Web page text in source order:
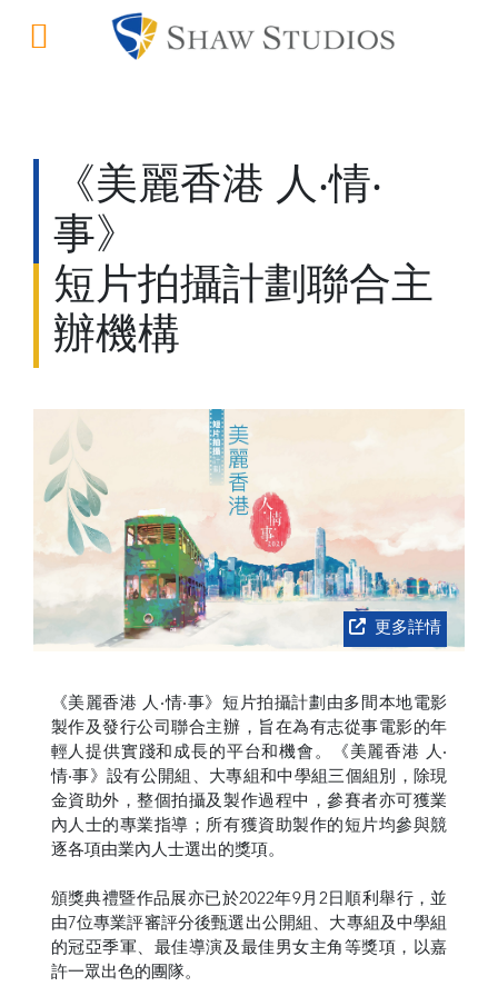
《美麗香港 人‧情‧
事》
短片拍攝計劃聯合主
辦機構
更多詳情
《美麗香港 人‧情‧事》短片拍攝計劃由多間本地電影
製作及發行公司聯合主辦，旨在為有志從事電影的年
輕人提供實踐和成長的平台和機會。《美麗香港 人‧
情‧事》設有公開組、大專組和中學組三個組別，除現
金資助外，整個拍攝及製作過程中，參賽者亦可獲業
內人士的專業指導；所有獲資助製作的短片均參與競
逐各項由業內人士選出的獎項。
頒獎典禮暨作品展亦已於2022年9月2日順利舉行，並
由7位專業評審評分後甄選出公開組、大專組及中學組
的冠亞季軍、最佳導演及最佳男女主角等獎項，以嘉
許一眾出色的團隊。